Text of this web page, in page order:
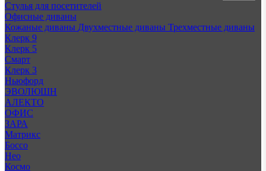
Стулья для посетителей
Офисные диваны
Кожаные диваны Двухместные диваны Трехместные диваны
Клерк 9
Клерк 5
Смарт
Клерк 3
Ньюфорд
ЭВОЛЮШН
АЛЕКТО
ОФИС
ЗАРА
Матрикс
Боссо
Нео
Космо